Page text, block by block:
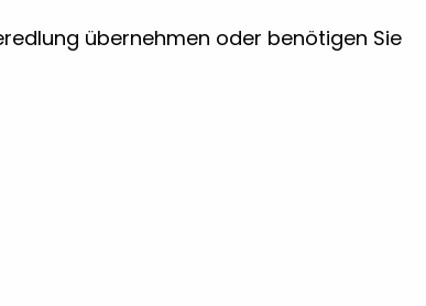
übernehmen oder benötigen Sie